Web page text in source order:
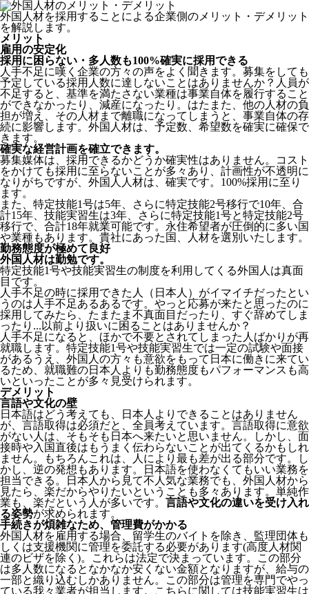
外国人材を採用することによる企業側のメリット・デメリット
を解説します。
メリット
雇用の安定化
採用に困らない・多人数も100%確実に採用できる
人手不足に嘆く企業の方々の声をよく聞きます。募集をしても
予定している採用人数に達しないことはありませんか？人員が
不足すると、基準を満たさない業種は事業自体を履行すること
ができなかったり、減産になったり。はたまた、他の人材の負
担が増え、その人材まで離職になってしまうと、事業自体の存
続に影響します。 外国人材は、予定数、希望数を確実に確保で
きます。
確実な経営計画を確立できます。
募集媒体は、採用できるかどうか確実性はありません。コスト
をかけても採用に至らないことが多々あり、計画性が不透明に
なりがちですが、外国人人材は、確実です。100%採用に至り
ます。
また、特定技能1号は5年、さらに特定技能2号移行で10年、合
計15年、技能実習生は3年、さらに特定技能1号と特定技能2号
移行で、合計18年就業可能です。永住希望者が圧倒的に多い国
や業種もあります。貴社にあった国、人材を選別いたします。
勤務態度が極めて良好
外国人材は勤勉です。
特定技能1号や技能実習生の制度を利用してくる外国人は真面
目 です。
人手不足の時に採用できた人（日本人）がイマイチだったとい
うのは人手不足あるあるです。やっと応募が来たと思ったのに
採用してみたら、たまたま不真面目だったり、すぐ辞めてしま
ったり...以前より扱いに困ることはありませんか？
人手不足になると、ほかで不要とされてしまった人ばかりが再
就職します。特定技能1号や技能実習生では一定の試験や面接
があるうえ、外国人の方々も意欲をもって日本に働きに来てい
るため、就職難の日本人よりも勤務態度もパフォーマンスも高
いといったことが多々見受けられます。
デメリット
言語や文化の壁
日本語はどう考えても、日本人よりできることはありません
が、言語取得は必須だと、全員考えています。言語取得に意欲
がない人は、そもそも日本へ来たいと思いません。しかし、面
接時や入国直後はもうまく伝わらないことが出てくるかもしれ
ません。
もちろんこれは、人により最も差が出る部分です。し
かし、逆の発想もあります。日本語を使わなくてもいい業務を
担当できる。日本人から見て不人気な業務でも、外国人材から
見たら、楽だからやりたいということも多々あります。単純作
業も、楽だという人が多いです。 言語や文化の違いを受け入れ
る姿勢が求められます。
手続きが煩雑なため、管理費がかかる
外国人材を雇用する場合、留学生のバイトを除き、 監理団体も
しくは支援機関に管理を委託する必要があります(高度人材関
連のビザを除く)。これらは法定で決まっています。この部分
は多人数になるとなかなか安くない金額となりますが、給与の
一部と織り込むしかありません。この部分は管理を専門でやっ
ている我々業者が担当します。こちらに関しては技能実習生は